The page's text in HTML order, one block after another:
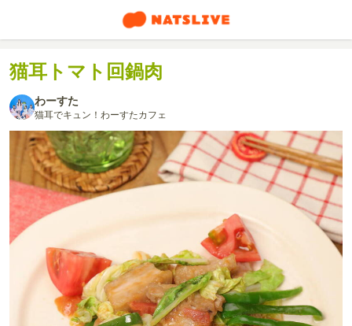
猫耳トマト回鍋肉
わーすた
猫耳でキュン！わーすたカフェ